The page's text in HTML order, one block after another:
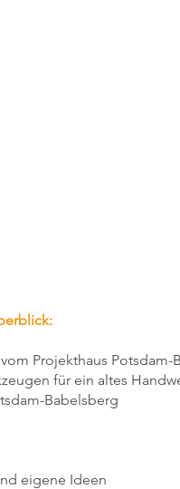
Projekthaus Potsdam-
für ein altes
Babelsberg
eigene Ideen